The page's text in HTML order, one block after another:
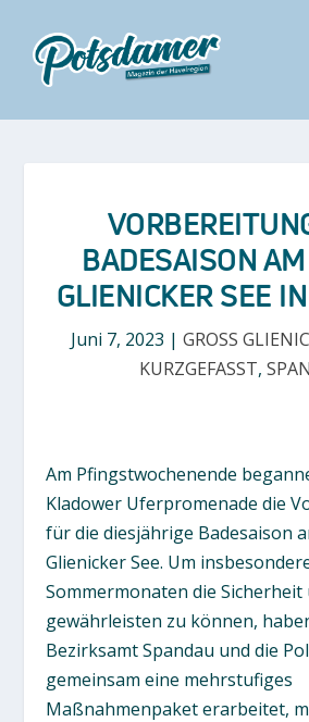
BADESAISON AM
LIENICKER SEE IN
Juni 7, 2023 | GROSS
KURZGEFASST,
Am Pfingstwochenende
Kladower Uferpromenade die
für die diesjährige Badesaison
Glienicker See. Um
Sommermonaten die
gewährleisten zu können,
Bezirksamt Spandau und die
gemeinsam eine mehrstufiges
Maßnahmenpaket erarbeitet,